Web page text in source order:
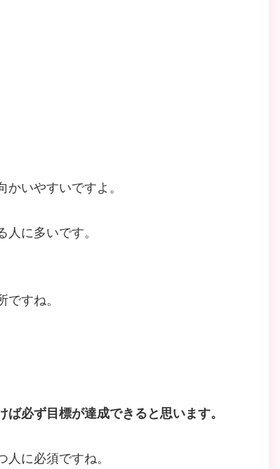
いやすいですよ。
に多いです。
すね。
必ず目標が達成できると思います。
に必須ですね。